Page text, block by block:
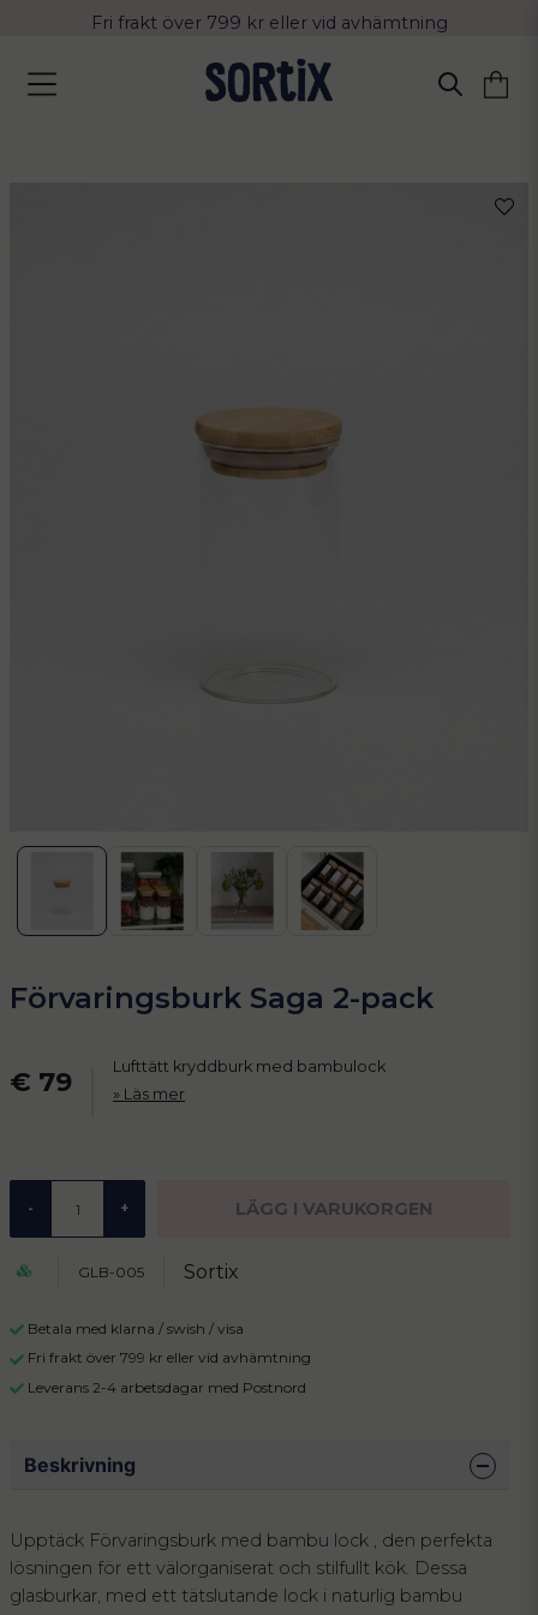
Fri frakt över 799 kr eller vid avhämtning
Leverans 2-4 arbetsdagar med Postnord
Förvaringsburk Saga 2-pack
€ 79
Lufttätt kryddburk med bambulock
Läs mer
- + LÄGG I VARUKORGEN
GLB-005 Sortix
Betala med klarna / swish / visa
Fri frakt över 799 kr eller vid avhämtning
Leverans 2-4 arbetsdagar med Postnord
Beskrivning
Upptäck Förvaringsburk med bambu lock , den perfekta
lösningen för ett välorganiserat och stilfullt kök. Dessa
glasburkar, med ett tätslutande lock i naturlig bambu